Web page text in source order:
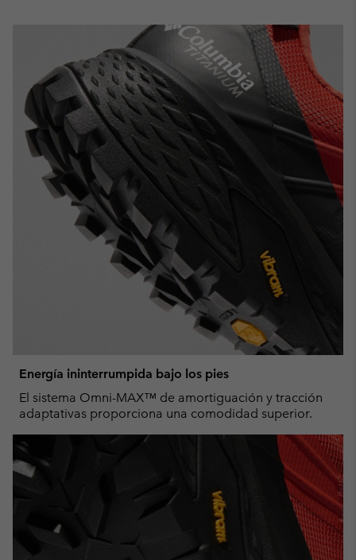
Energía ininterrumpida bajo los pies
El sistema Omni-MAX™ de amortiguación y tracción
adaptativas proporciona una comodidad superior.